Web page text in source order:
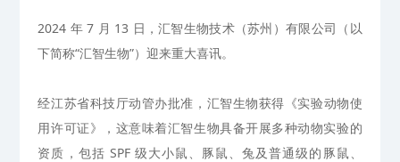
2024 年 7 月 13 日，汇智生物技术（苏州）有限公司（以
下简称“汇智生物”）迎来重大喜讯。
经江苏省科技厅动管办批准 ，汇智生物获得 《实验动物使
用许可证》
，这意味着汇智生物具备开展多种动物实验的
资质，包括 SPF 级大小鼠、豚鼠、兔及普通级的豚鼠、